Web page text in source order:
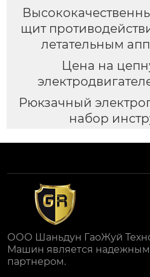
щит
летательным
Цена на
Рюкзачный
набор
ООО Шаньдун ГаоЖуй
Машин является
партнером.